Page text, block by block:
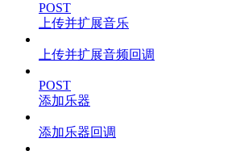
POST
上传并扩展音乐
上传并扩展音频回调
POST
添加乐器
添加乐器回调